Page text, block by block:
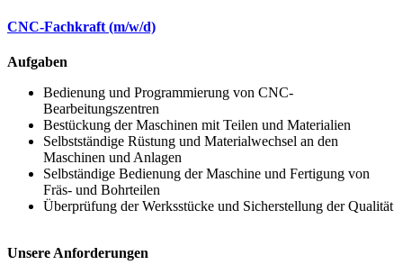
CNC-Fachkraft (m/w/d)
Aufgaben
Bedienung und Programmierung von CNC-
Bearbeitungszentren
Bestückung der Maschinen mit Teilen und Materialien
Selbstständige Rüstung und Materialwechsel an den
Maschinen und Anlagen
Selbständige Bedienung der Maschine und Fertigung von
Fräs- und Bohrteilen
Überprüfung der Werksstücke und Sicherstellung der Qualität
Unsere Anforderungen